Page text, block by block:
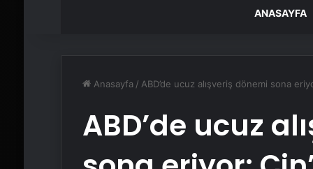
ANASAYFA
Anasayfa / ABD’de ucuz alışveriş dönemi sona
ABD’de ucuz